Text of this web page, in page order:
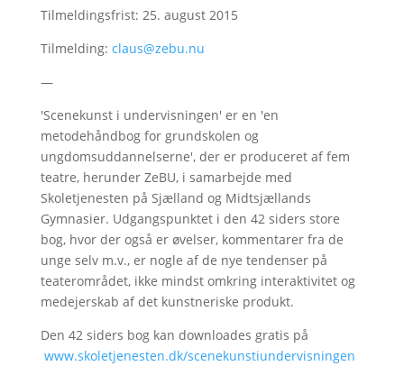
Tilmeldingsfrist: 25. august 2015
Tilmelding: claus@zebu.nu
—
'Scenekunst i undervisningen' er en 'en
metodehåndbog for grundskolen og
ungdomsuddannelserne', der er produceret af fem
teatre, herunder ZeBU, i samarbejde med
Skoletjenesten på Sjælland og Midtsjællands
Gymnasier. Udgangspunktet i den 42 siders store
bog, hvor der også er øvelser, kommentarer fra de
unge selv m.v., er nogle af de nye tendenser på
teaterområdet, ikke mindst omkring interaktivitet og
medejerskab af det kunstneriske produkt.
Den 42 siders bog kan downloades gratis på
www.skoletjenesten.dk/scenekunstiundervisningen